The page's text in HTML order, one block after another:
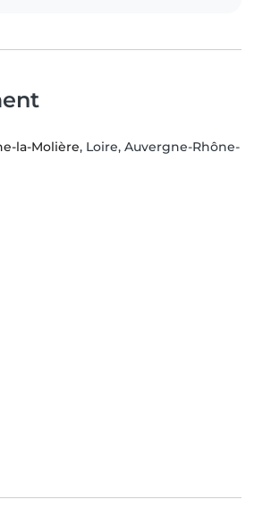
la-Molière, Loire, Auvergne-Rhône-